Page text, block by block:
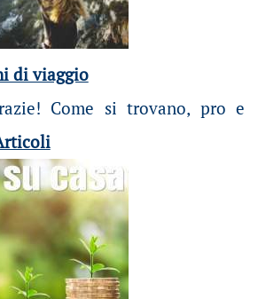
di viaggio
Come si trovano, pro e